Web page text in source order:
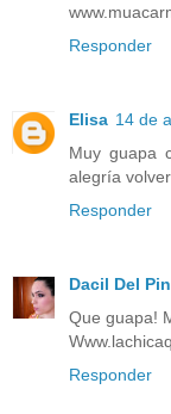
Responder
Elisa 14 de
Muy guapa
alegría
Responder
Dacil Del
Que guapa!
Responder